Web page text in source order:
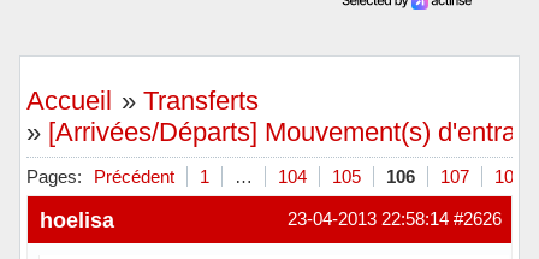
Accueil »Transferts
» [Arrivées/Départs] Mouvement(s)
Pages: Précédent 1 … 104 105 106 107 108
#2626
23-04-2013 22:58:14
hoelisa